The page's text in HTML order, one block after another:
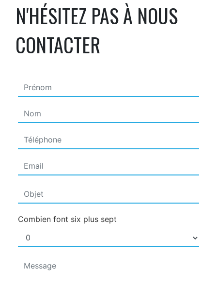
N'HÉSITEZ PAS À NOUS
CONTACTER
Combien font six plus sept